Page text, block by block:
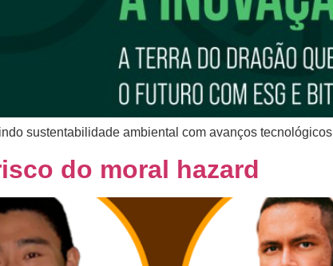
sustentabilidade ambiental com avanços tecnológicos
do moral hazard